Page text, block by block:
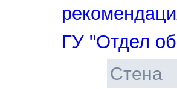
ГУ "Отдел
Стена